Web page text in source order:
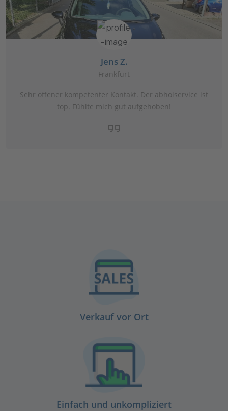
Jens Z.
Frankfurt
Sehr offener kompetenter Kontakt. Der abholservice ist
top. Fühlte mich gut aufgehoben!
Verkauf vor Ort
Einfach und unkompliziert